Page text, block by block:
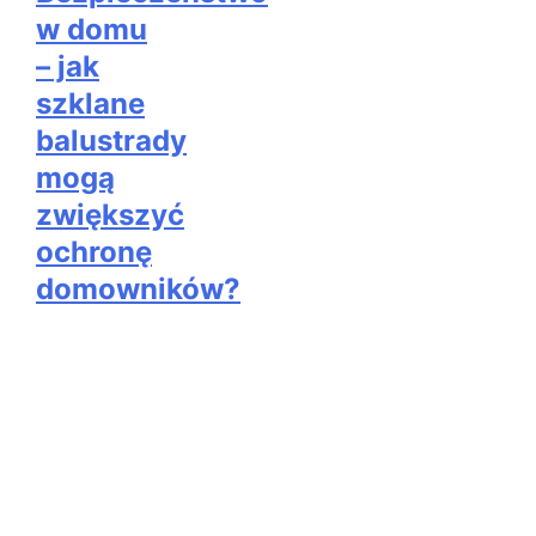
w domu
– jak
szklane
balustrady
mogą
zwiększyć
ochronę
domowników?
wpisach